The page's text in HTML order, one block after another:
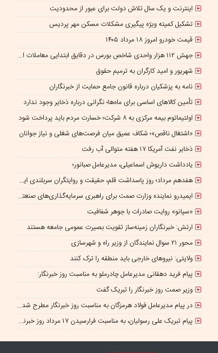
اینترنت و یک سال تلاش دولت برای عبور از محدودیت
تشکیل کمیته ویژه پیگیری مشکلات مسکن مهر پردیس
قیمت خودرو امروز ۱۸ مرداد ۱۴۰۵
جهش ۱۱۲ هزار واحدی شاخص بورس در دقایق ابتدایی معاملات امروز
شهریور و امید کارگران به ترمیم حقوق
نامه به پزشکیان درباره قانون جامع حمایت از خبرنگاران
تأمین کالاهای اساسی برای ماه‌ها؛ نگرانی درباره ذخایر وجود ندارد
اولتیماتوم بیمه مرکزی به ۸ شرکت؛ خسارت مردم باید پرداخت شود
«اشتغال ناقص»؛ شکاف عمیق میان فرصت‌های شغلی و نیاز جوانان
ذخایر نفت آمریکا ۱۷ هفته متوالی آب رفت
یادداشت داریوش اسماعیلی، مدیرعامل صبانور؛
هفدهم مرداد؛ روز پاسداشت قلم، حقیقت و روایتگران سربلندی ایران
ایمیدرو نماینده وزارت صمت برای راهبری سرمایه‌گذاری‌های صنعتی و معدنی در چارچوب همکاری‌های ایران و چین؛
«سپانو» روایت صادرات با جوهر شفافیت
ارتش: خبرنگاران زمینه‌ساز تقویت بصیرت عمومی جامعه هستند
محور ۲۱ سوال نمایندگان از وزیر راه و شهرسازی
ولایتی: نیروهای خارجی باید منطقه را ترک کنند
پیام فرید دهقانی مدیرعامل چادرملو به مناسبت روز خبرنگار:
وزیر صمت روز خبرنگار را تبریک گفت
در پیام مدیرعامل فولاد هرمزگان به مناسبت روز خبرنگار مطرح شد؛ همراهی رسانه با جهاد تولید، سرمایه‌ای برای پیشرفت کشور است
پیام تبریک علی رسولیان، به مناسبت فرارسیدن ۱۷ مرداد روز خبرنگار